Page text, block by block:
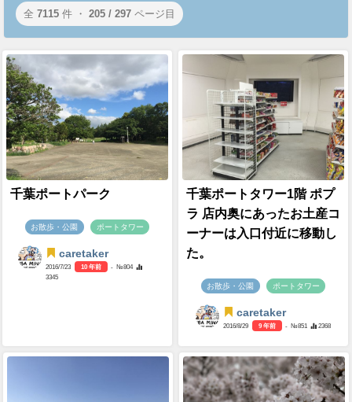
全 7115 件 ・ 205 / 297 ページ目
千葉ポートパーク
お散歩・公園 ポートタワー
caretaker
2016/7/23 10 年前
- №804
3345
千葉ポートタワー1階 ポプ
ラ 店内奥にあったお土産コ
ーナーは入口付近に移動し
た。
お散歩・公園 ポートタワー
caretaker
2016/8/29 9 年前 - №851 2368